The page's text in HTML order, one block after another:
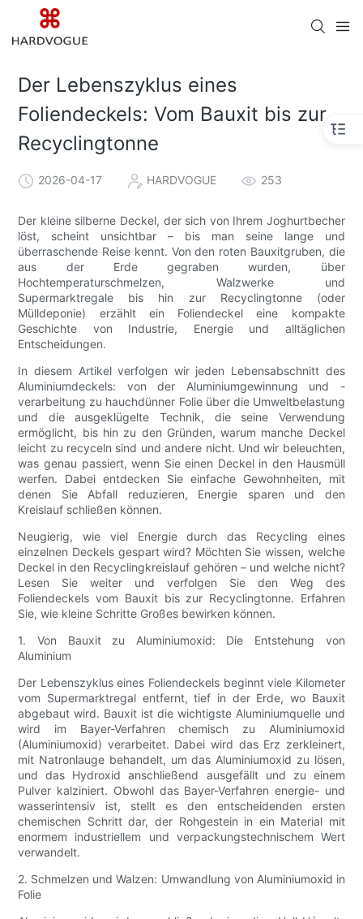
Der Lebenszyklus eines
Foliendeckels: Vom Bauxit bis zur
Recyclingtonne
2026-04-17 HARDVOGUE 253
Der kleine silberne Deckel, der sich von Ihrem Joghurtbecher
löst, scheint unsichtbar – bis man seine lange und
überraschende Reise kennt. Von den roten Bauxitgruben, die
aus der Erde gegraben wurden, über
Hochtemperaturschmelzen, Walzwerke und
Supermarktregale bis hin zur Recyclingtonne (oder
Mülldeponie) erzählt ein Foliendeckel eine kompakte
Geschichte von Industrie, Energie und alltäglichen
Entscheidungen.
In diesem Artikel verfolgen wir jeden Lebensabschnitt des
Aluminiumdeckels: von der Aluminiumgewinnung und -
verarbeitung zu hauchdünner Folie über die Umweltbelastung
und die ausgeklügelte Technik, die seine Verwendung
ermöglicht, bis hin zu den Gründen, warum manche Deckel
leicht zu recyceln sind und andere nicht. Und wir beleuchten,
was genau passiert, wenn Sie einen Deckel in den Hausmüll
werfen. Dabei entdecken Sie einfache Gewohnheiten, mit
denen Sie Abfall reduzieren, Energie sparen und den
Kreislauf schließen können.
Neugierig, wie viel Energie durch das Recycling eines
einzelnen Deckels gespart wird? Möchten Sie wissen, welche
Deckel in den Recyclingkreislauf gehören – und welche nicht?
Lesen Sie weiter und verfolgen Sie den Weg des
Foliendeckels vom Bauxit bis zur Recyclingtonne. Erfahren
Sie, wie kleine Schritte Großes bewirken können.
1. Von Bauxit zu Aluminiumoxid: Die Entstehung von
Aluminium
Der Lebenszyklus eines Foliendeckels beginnt viele Kilometer
vom Supermarktregal entfernt, tief in der Erde, wo Bauxit
abgebaut wird. Bauxit ist die wichtigste Aluminiumquelle und
wird im Bayer-Verfahren chemisch zu Aluminiumoxid
(Aluminiumoxid) verarbeitet. Dabei wird das Erz zerkleinert,
mit Natronlauge behandelt, um das Aluminiumoxid zu lösen,
und das Hydroxid anschließend ausgefällt und zu einem
Pulver kalziniert. Obwohl das Bayer-Verfahren energie- und
wasserintensiv ist, stellt es den entscheidenden ersten
chemischen Schritt dar, der Rohgestein in ein Material mit
enormem industriellem und verpackungstechnischem Wert
verwandelt.
2. Schmelzen und Walzen: Umwandlung von Aluminiumoxid in
Folie